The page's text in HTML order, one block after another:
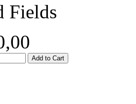
Fields
Add to Cart